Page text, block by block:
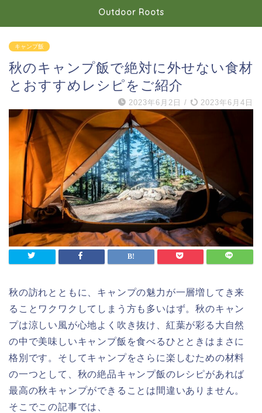
Outdoor Roots
キャンプ飯
秋のキャンプ飯で絶対に外せない食材
とおすすめレシピをご紹介
2023年6月2日 / 2023年6月4日
秋の訪れとともに、キャンプの魅力が一層増してき来
ることワクワクしてしまう方も多いはず。秋のキャン
プは涼しい風が心地よく吹き抜け、紅葉が彩る大自然
の中で美味しいキャンプ飯を食べるひとときはまさに
格別です。そしてキャンプをさらに楽しむための材料
の一つとして、秋の絶品キャンプ飯のレシピがあれば
最高の秋キャンプができることは間違いありません。
そこでこの記事では、